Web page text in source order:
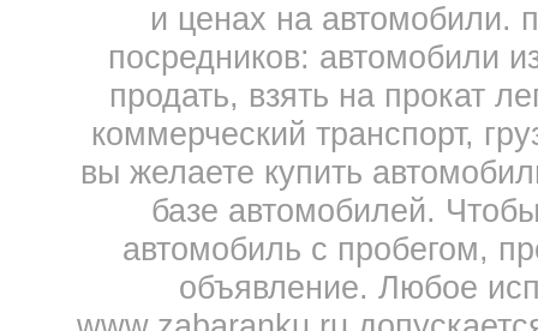
и ценах на автомобили.
посредников: автомобили
продать, взять на прокат
коммерческий транспорт,
вы желаете купить
базе автомобилей.
автомобиль с пробегом,
объявление. Любое